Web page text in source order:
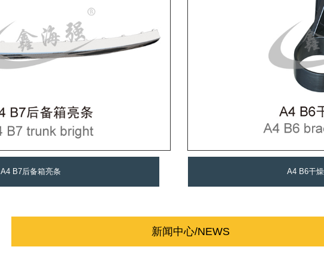
A4 B7后备箱亮条 A4 B6干
新闻中心/NEWS